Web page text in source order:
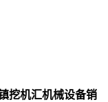
挖机汇机械设备销